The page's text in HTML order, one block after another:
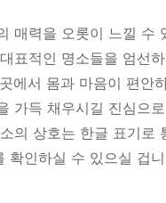
매력을 오롯이 느낄 수
표적인 명소들을 엄선
에서 몸과 마음이 편안
가득 채우시길 진심으
의 상호는 한글 표기로
확인하실 수 있으실 겁